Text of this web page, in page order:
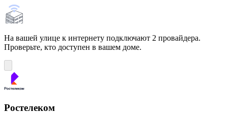
На вашей улице к интернету подключают 2 провайдера.
Проверьте, кто доступен в вашем доме.
Ростелеком